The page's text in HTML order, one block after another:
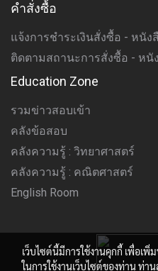
คำสั่งซื้อ
แจ้งการชำระเงินสั่งซื้อ - หนั
ติดตามสถานะการสั่งซื้อ - ห
Education Zone
รวมข่าวสอบเข้า
คลังข้อสอบ
คลังความรู้ : วิทยาศาสตร์
คลังความรู้ : คณิตศาสตร์
English Room
เว็บไซต์นี้มีการใช้งานคุกกี้ เพื่อเ
ในการใช้งานเว็บไซต์ของท่าน ท่า